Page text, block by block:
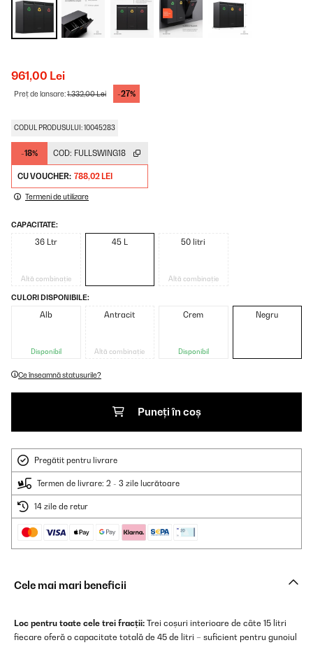
961,00 Lei
Preț de lansare:1.332,00 Lei -27%
CODUL PRODUSULUI: 10045283
-18% COD: FULLSWING18
CU VOUCHER: 788,02 LEI
Termeni de utilizare
CAPACITATE:
36 Ltr
Altă combinație
45 L 50 litri
Altă combinație
CULORI DISPONIBILE:
Alb
Disponibil
Antracit
Altă combinație
Crem
Disponibil
Negru
Ce înseamnă statusurile?
Puneți în coș
Pregătit pentru livrare
Termen de livrare: 2 - 3 zile lucrătoare
14 zile de retur
Cele mai mari beneficii
Loc pentru toate cele trei fracții: Trei coșuri interioare de câte 15 litri
fiecare oferă o capacitate totală de 45 de litri – suficient pentru gunoiul